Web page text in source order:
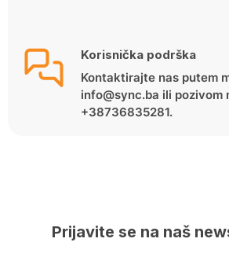
Korisnička podrška
Kontaktirajte nas putem
info@sync.ba ili pozivom
+38736835281.
Prijavite se na naš